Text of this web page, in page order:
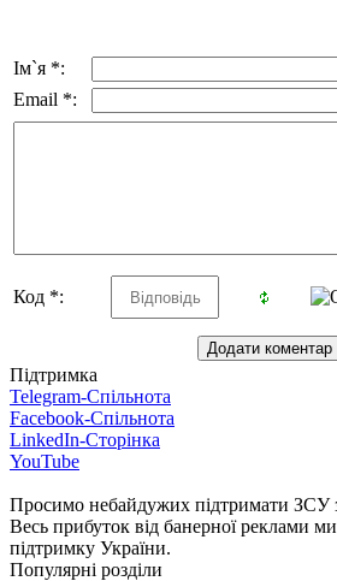
Ім`я *:
Email *:
Код *:
Підтримка
Telegram-Спільнота
Facebook-Спільнота
LinkedIn-Сторінка
YouTube
Просимо небайдужих підтримати ЗСУ
Весь прибуток від банерної реклами
підтримку України.
Популярні розділи